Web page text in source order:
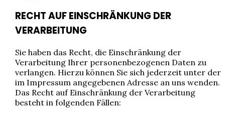
RECHT AUF EINSCHRÄNKUNG DER
VERARBEITUNG
Sie haben das Recht, die Einschränkung der
Verarbeitung Ihrer personenbezogenen Daten zu
verlangen. Hierzu können Sie sich jederzeit unter der
im Impressum angegebenen Adresse an uns wenden.
Das Recht auf Einschränkung der Verarbeitung
besteht in folgenden Fällen: